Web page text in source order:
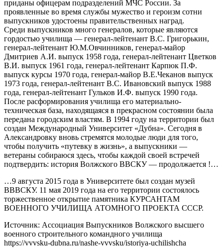
приданы офицерам подразделений МЧС России. За
проявленные во время службы мужество и героизм сотни
выпускников удостоены правительственных наград.
Среди выпускников много генералов, которые являются
гордостью училища — генерал-лейтенант В.С. Григорькин,
генерал-лейтенант Ю.М.Овчинников, генерал-майор
Дмитриев А.И. выпуск 1958 года, генерал-лейтенант Цветков
В.И. выпуск 1961 года, генерал-лейтенант Карпюк П.Ф.
выпуск курсы 1970 года, генерал-майор В.Е.Чеканов выпуск
1973 года, генерал-лейтенант В.С. Ивановский выпуск 1988
года, генерал-лейтенант Гульков И.Ф. выпуск 1990 года.
После расформирования училища его материально-
техническая база, находящаяся в прекрасном состоянии была
передана городским властям. В 1994 году на территории был
создан Международный Университет «Дубна». Сегодня в
Александровку вновь стремятся молодые люди для того,
чтобы получить «путевку в жизнь», а выпускники —
ветераны собираюся здесь, чтобы каждой своей встречей
подтвердить: история Волжского ВВСКУ — продолжается !…
…9 августа 2015 года в Университете был создан музей
ВВВСКУ. 11 мая 2019 года на его территории состоялось
торжественное открытие памятника КУРСАНТАМ
ВОЕННОГО УЧИЛИЩА АТОМНОГО ПРОЕКТА СССР.
Источник: Ассоциация Выпускников Волжского высшего
военного строительного командного училища
https://vvvsku-dubna.ru/nashe-vvvsku/istoriya-uchilishcha